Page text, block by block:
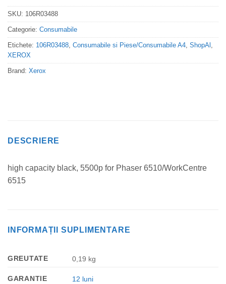
SKU: 106R03488
Categorie: Consumabile
Etichete: 106R03488, Consumabile si Piese/Consumabile A4, ShopAl ,
XEROX
Brand: Xerox
DESCRIERE
high capacity black, 5500p for Phaser 6510/WorkCentre
6515
INFORMAȚII SUPLIMENTARE
GREUTATE 0,19 kg
GARANTIE 12 luni